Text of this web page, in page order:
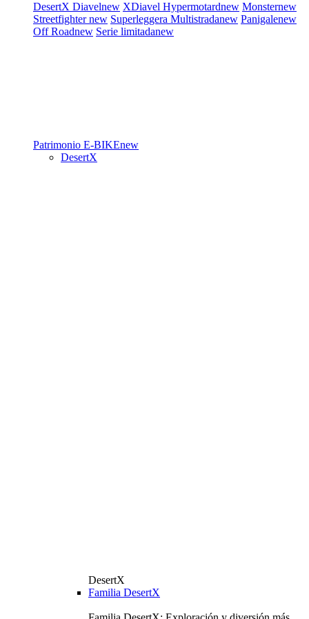
DesertX Diavelnew XDiavel Hypermotardnew Monsternew
Streetfighternew Superleggera Multistradanew Panigalenew
Off Roadnew Serie limitadanew
Patrimonio E-BIKEnew
DesertX
DesertX
Familia DesertX